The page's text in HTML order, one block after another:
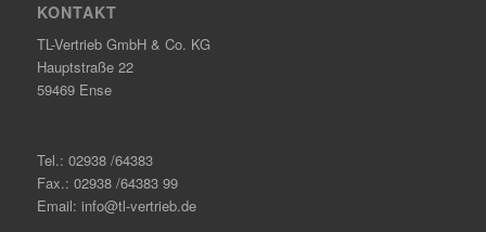
KONTAKT
TL-Vertrieb GmbH & Co. KG
Hauptstraße 22
59469 Ense
Tel.: 02938 /64383
Fax.: 02938 /64383 99
Email: info@tl-vertrieb.de